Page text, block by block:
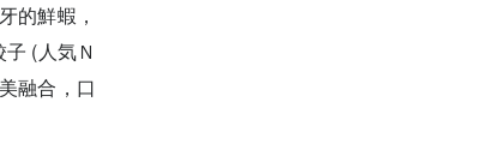
的鮮蝦，
(人気Ｎ
融合，口